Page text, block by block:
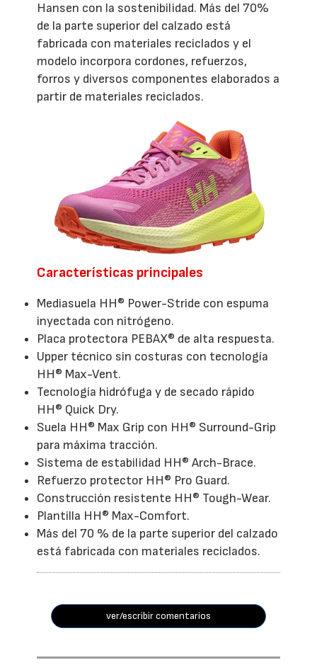
Hansen con la sostenibilidad. Más del 70%
de la parte superior del calzado está
fabricada con materiales reciclados y el
modelo incorpora cordones, refuerzos,
forros y diversos componentes elaborados a
partir de materiales reciclados.
Características principales
Mediasuela HH® Power-Stride con espuma
inyectada con nitrógeno.
Placa protectora PEBAX® de alta respuesta.
Upper técnico sin costuras con tecnología
HH® Max-Vent.
Tecnología hidrófuga y de secado rápido
HH® Quick Dry.
Suela HH® Max Grip con HH® Surround-Grip
para máxima tracción.
Sistema de estabilidad HH® Arch-Brace.
Refuerzo protector HH® Pro Guard.
Construcción resistente HH® Tough-Wear.
Plantilla HH® Max-Comfort.
Más del 70 % de la parte superior del calzado
está fabricada con materiales reciclados.
ver/escribir comentarios